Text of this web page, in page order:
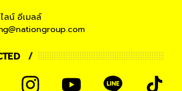
ลน์ อีเมลล์